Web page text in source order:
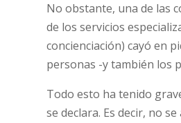
No obstante, una de las
de los servicios
concienciación) cayó en
personas -y también los
Todo esto ha tenido
se declara. Es decir, no